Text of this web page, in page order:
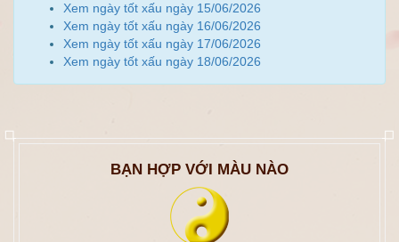
Xem ngày tốt xấu ngày 15/06/2026
Xem ngày tốt xấu ngày 16/06/2026
Xem ngày tốt xấu ngày 17/06/2026
Xem ngày tốt xấu ngày 18/06/2026
BẠN HỢP VỚI MÀU NÀO